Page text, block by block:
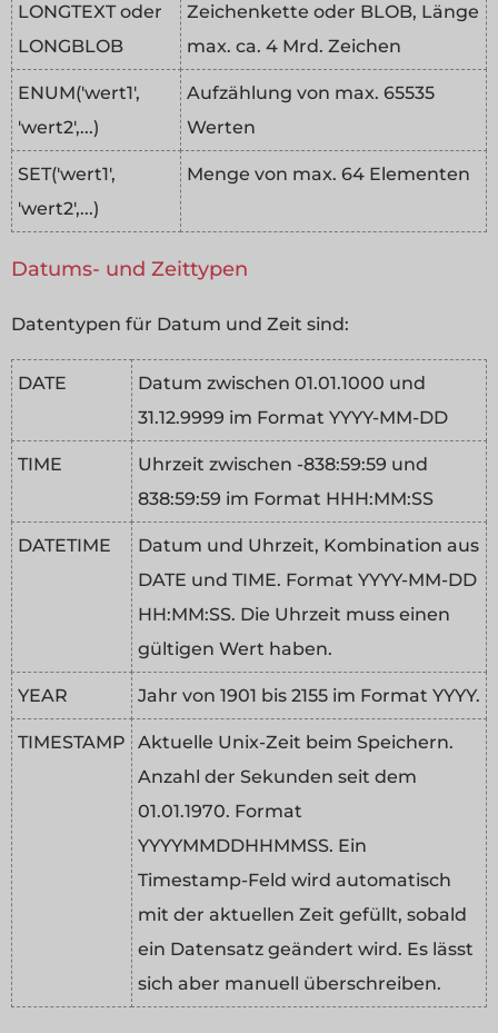
LONGTEXT oder
LONGBLOB
Zeichenkette oder BLOB, Länge
max. ca. 4 Mrd. Zeichen
ENUM('wert1',
'wert2',...)
Aufzählung von max. 65535
Werten
SET('wert1',
'wert2',...)
Menge von max. 64 Elementen
Datums- und Zeittypen
Datentypen für Datum und Zeit sind:
DATE
Datum zwischen 01.01.1000 und
31.12.9999 im Format YYYY-MM-DD
TIME
Uhrzeit zwischen -838:59:59 und
838:59:59 im Format HHH:MM:SS
DATETIME
Datum und Uhrzeit, Kombination aus
DATE und TIME. Format YYYY-MM-DD
HH:MM:SS. Die Uhrzeit muss einen
gültigen Wert haben.
YEAR Jahr von 1901 bis 2155 im Format YYYY.
TIMESTAMP
Aktuelle Unix-Zeit beim Speichern.
Anzahl der Sekunden seit dem
01.01.1970. Format
YYYYMMDDHHMMSS. Ein
Timestamp-Feld wird automatisch
mit der aktuellen Zeit gefüllt, sobald
ein Datensatz geändert wird. Es lässt
sich aber manuell überschreiben.